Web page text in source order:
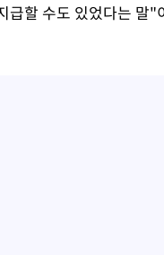
급할 수도 있었다는 말"